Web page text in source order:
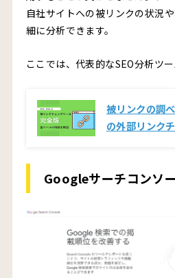
自社サイトへの被リンクの状況
細に分析できます。
ここでは、代表的なSEO分析ツ
被リンクの調
の外部リンク
Googleサーチコンソー